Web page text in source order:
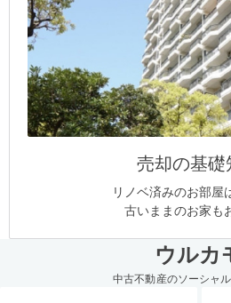
売却の基礎
リノベ済みのお部屋
古いままのお家も
ウルカ
中古不動産のソーシャ